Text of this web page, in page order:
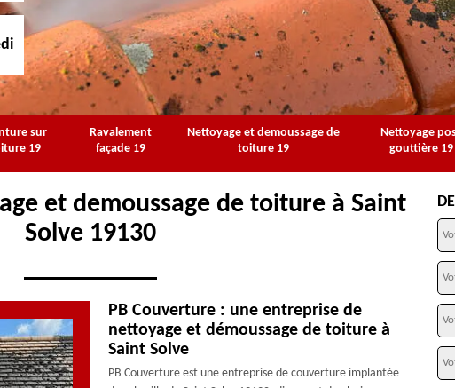
sur
19
Ravalement
façade 19
Nettoyage et demoussage de
toiture 19
Nettoyage
gouttière 19
et demoussage de toiture à Saint
Solve 19130
PB Couverture : une entreprise de
nettoyage et démoussage de toiture à
Saint Solve
PB Couverture est une entreprise de couverture implantée